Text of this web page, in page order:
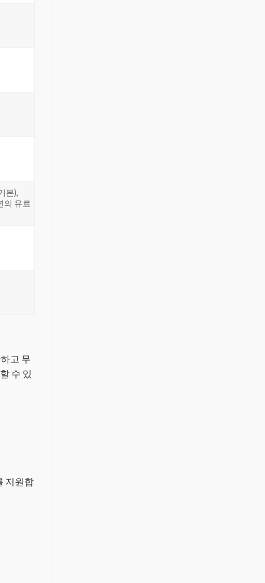
본),
의 유료
고 무
수 있
지원합